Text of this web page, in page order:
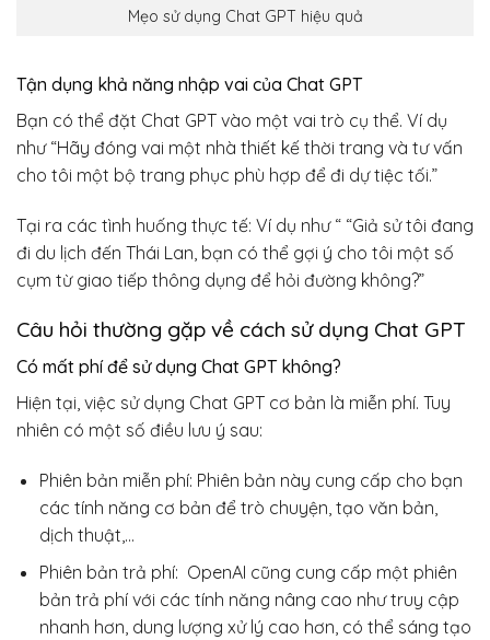
Mẹo sử dụng Chat GPT hiệu quả
Tận dụng khả năng nhập vai của Chat GPT
Bạn có thể đặt Chat GPT vào một vai trò cụ thể. Ví dụ
như “Hãy đóng vai một nhà thiết kế thời trang và tư vấn
cho tôi một bộ trang phục phù hợp để đi dự tiệc tối.”
Tại ra các tình huống thực tế: Ví dụ như “ “Giả sử tôi đang
đi du lịch đến Thái Lan, bạn có thể gợi ý cho tôi một số
cụm từ giao tiếp thông dụng để hỏi đường không?”
Câu hỏi thường gặp về cách sử dụng Chat GPT
Có mất phí để sử dụng Chat GPT không?
Hiện tại, việc sử dụng Chat GPT cơ bản là miễn phí. Tuy
nhiên có một số điều lưu ý sau:
Phiên bản miễn phí: Phiên bản này cung cấp cho bạn
các tính năng cơ bản để trò chuyện, tạo văn bản,
dịch thuật,…
Phiên bản trả phí: OpenAI cũng cung cấp một phiên
bản trả phí với các tính năng nâng cao như truy cập
nhanh hơn, dung lượng xử lý cao hơn, có thể sáng tạo